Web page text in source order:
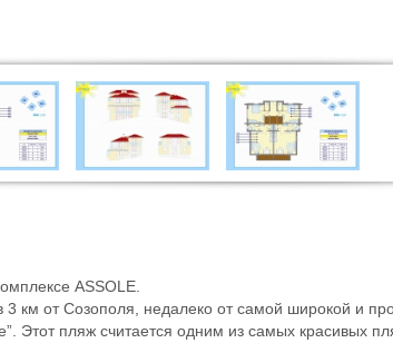
ASSOLE.
км от Созополя, недалеко от самой широкой и
Этот пляж считается одним из самых красивых